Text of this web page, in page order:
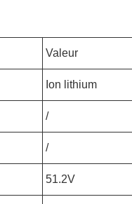
Valeur
Ion lithium
/
/
51.2V